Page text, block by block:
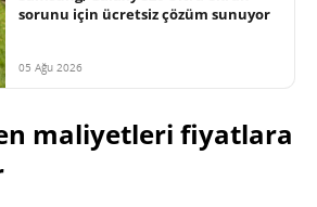
sorunu için ücretsiz çözüm sunuyor
05 Ağu 2026
maliyetleri fiyatlara